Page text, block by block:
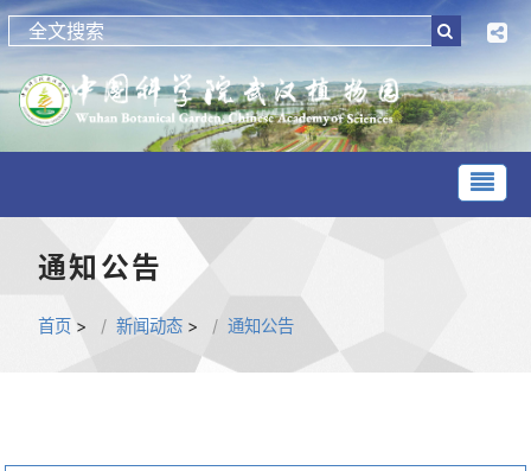
通知公告
首页 > 新闻动态 > 通知公告